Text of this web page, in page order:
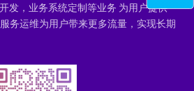
发，业务系统定制等业务 为用户提供一
务运维为用户带来更多流量，实现长期